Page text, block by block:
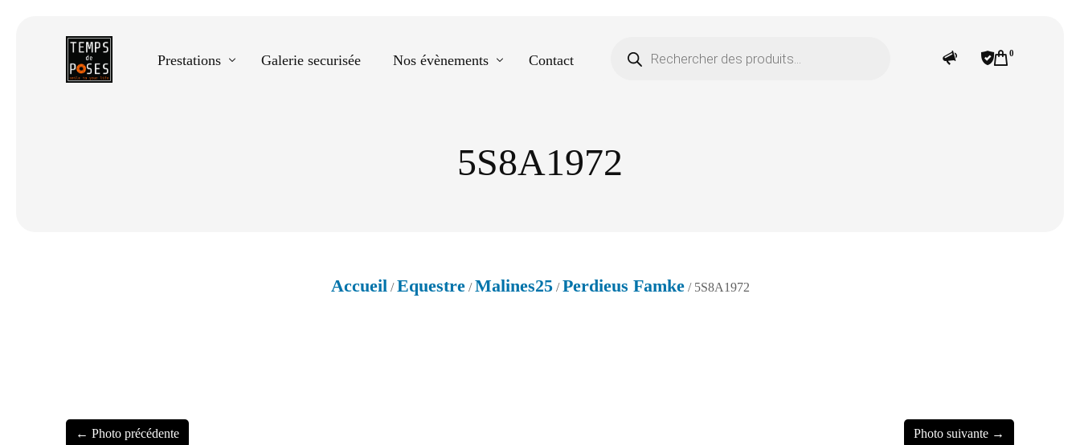
Prestations Galerie securisée Nos évènements Contact 0
5S8A1972
Accueil /Equestre/Malines25/Perdieus Famke/ 5S8A1972
← Photo précédente Photo suivante →